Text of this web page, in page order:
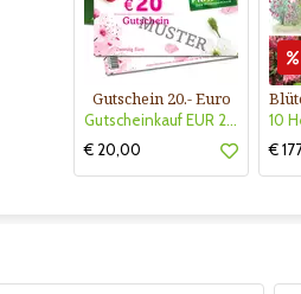
Gutschein 20.- Euro
Gutscheinkauf EUR 20.-
€ 20,00
€